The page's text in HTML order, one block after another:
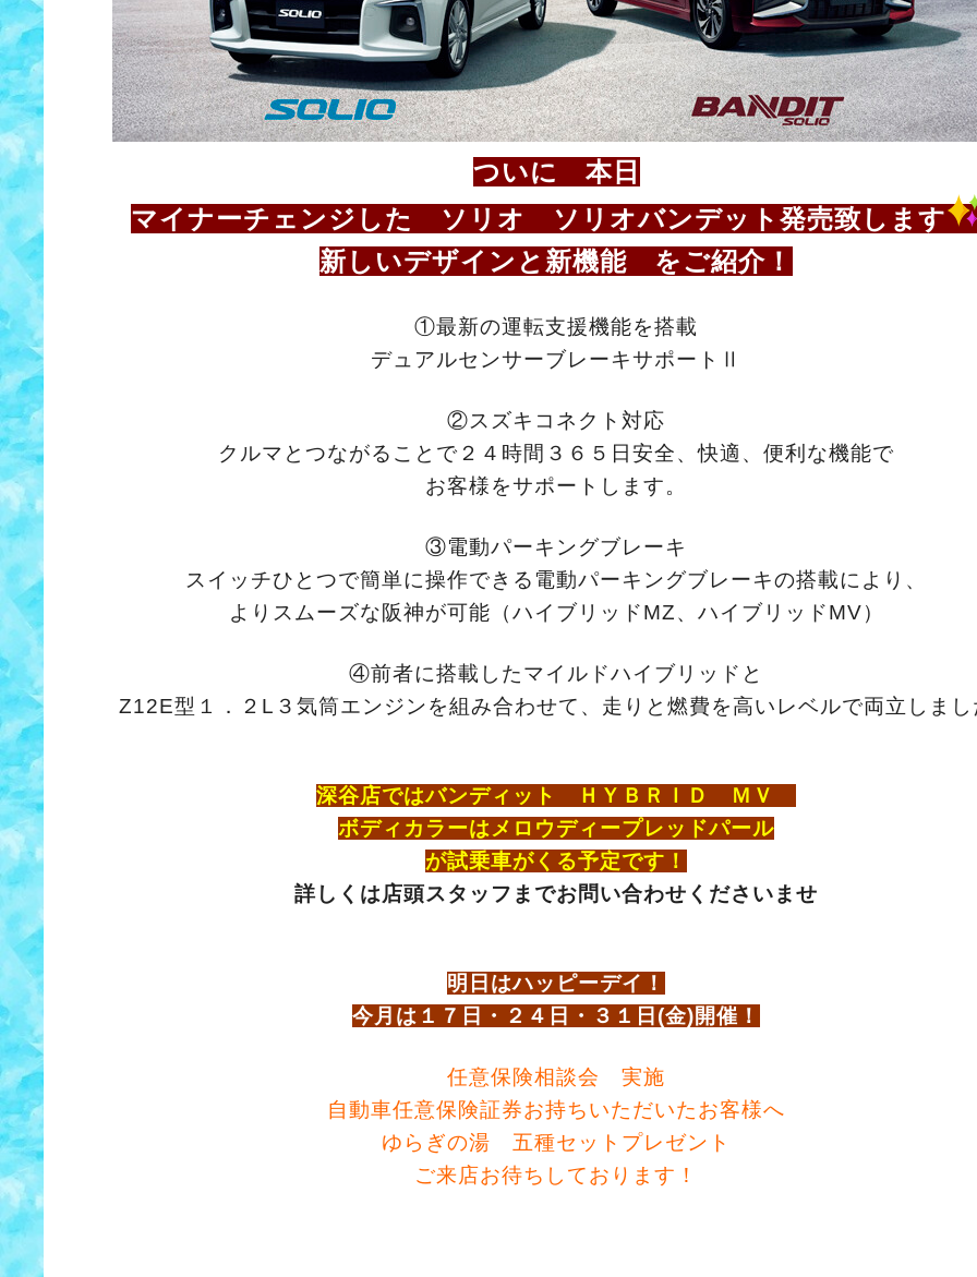
ついに 本日
マイナーチェンジした ソリオ ソリオバンデット発売致します
新しいデザインと新機能 をご紹介！
①最新の運転支援機能を搭載
デュアルセンサーブレーキサポートⅡ
②スズキコネクト対応
クルマとつながることで２４時間３６５日安全、快適、便利な機能で
お客様をサポートします。
③電動パーキングブレーキ
スイッチひとつで簡単に操作できる電動パーキングブレーキの搭載により、
よりスムーズな阪神が可能（ハイブリッドMZ、ハイブリッドMV）
④前者に搭載したマイルドハイブリッドと
Z12E型１．２L３気筒エンジンを組み合わせて、走りと燃費を高いレベルで両立しまし
深谷店ではバンディット ＨＹＢＲＩＤ ＭＶ
ボディカラーはメロウディープレッドパール
が試乗車がくる予定です！
詳しくは店頭スタッフまでお問い合わせくださいませ
明日はハッピーデイ！
今月は１７日・２４日・３１日(金)開催！
任意保険相談会 実施
自動車任意保険証券お持ちいただいたお客様へ
ゆらぎの湯 五種セットプレゼント
ご来店お待ちしております！